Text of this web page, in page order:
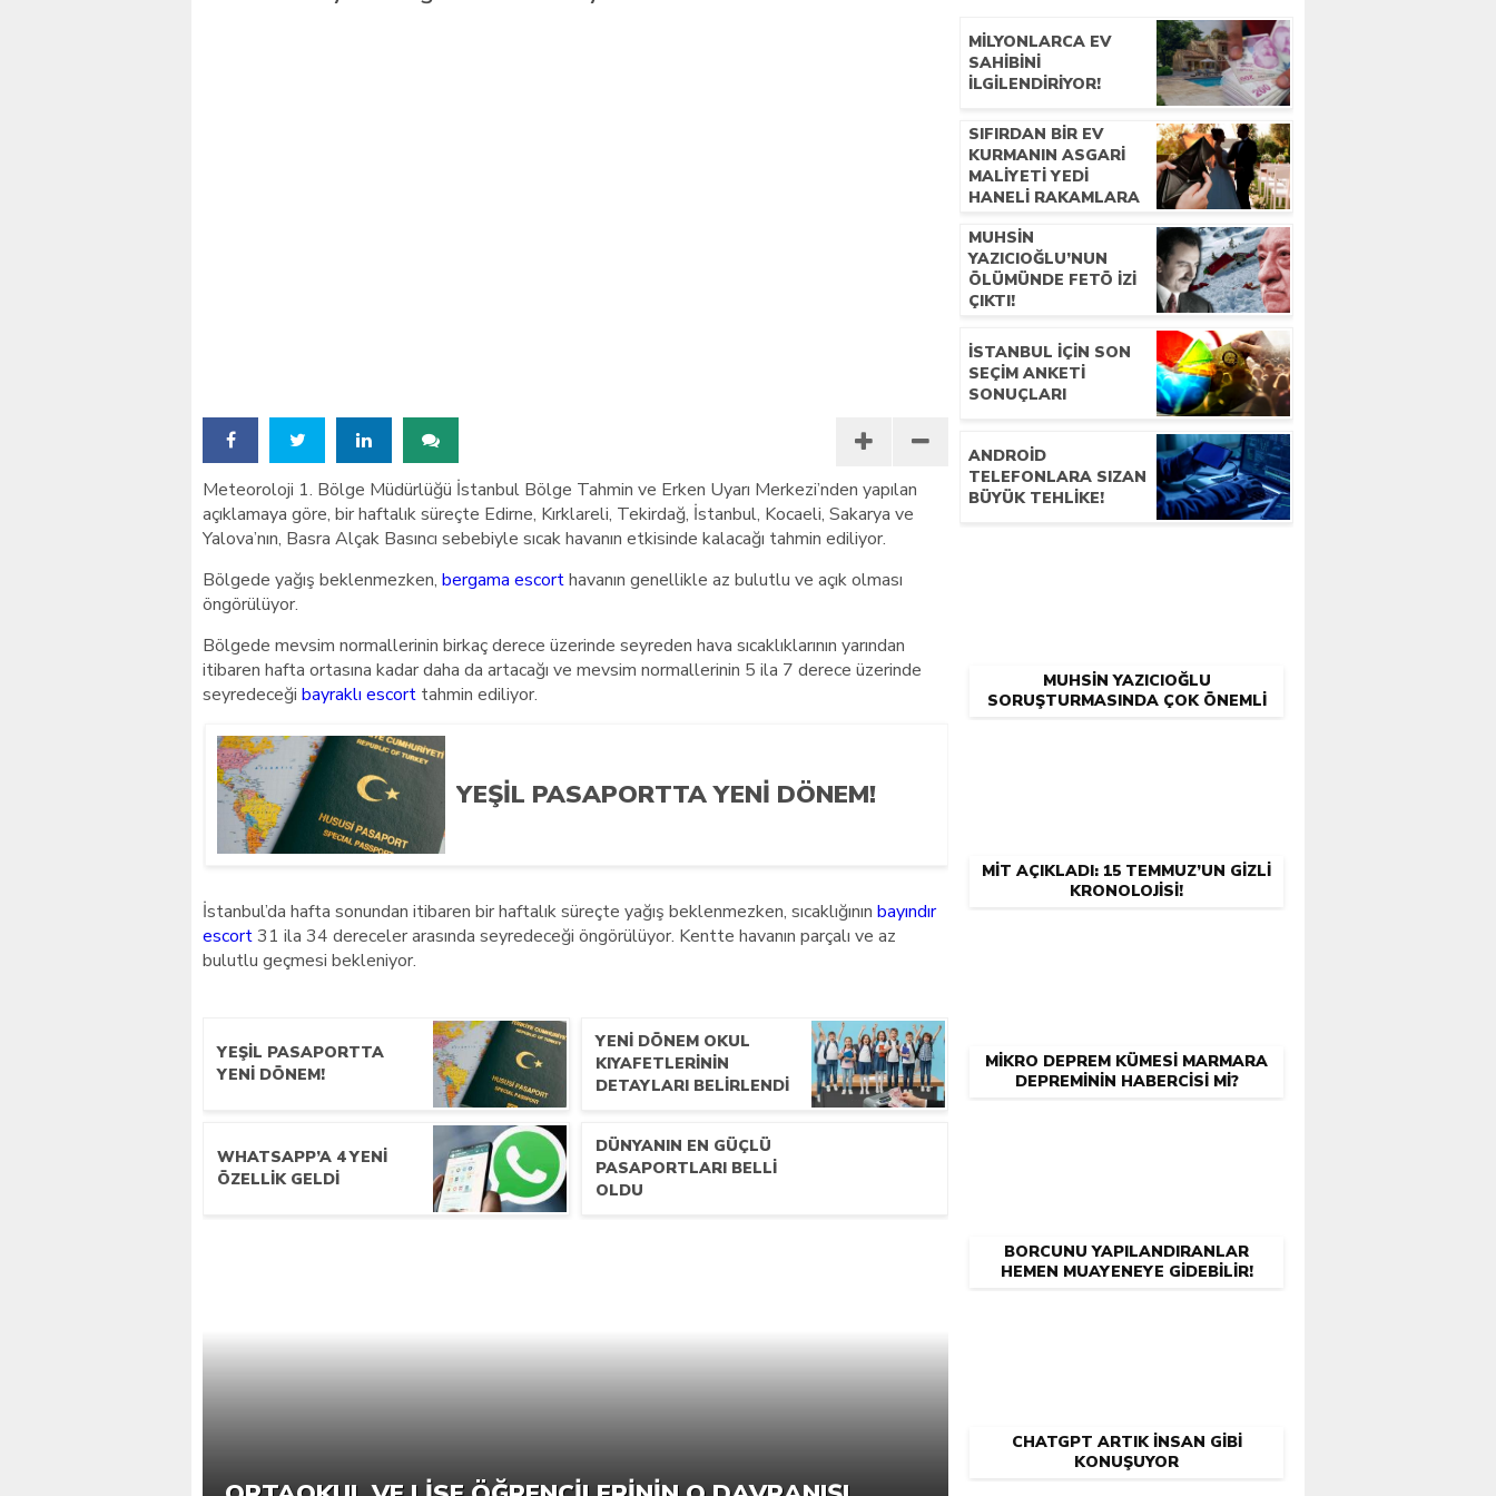
Meteoroloji 1. Bölge Müdürlüğü İstanbul Bölge Tahmin ve Erken Uyarı Merkezi’nden yapılan
açıklamaya göre, bir haftalık süreçte Edirne, Kırklareli, Tekirdağ, İstanbul, Kocaeli, Sakarya ve
Yalova’nın, Basra Alçak Basıncı sebebiyle sıcak havanın etkisinde kalacağı tahmin ediliyor.
Bölgede yağış beklenmezken, bergama escorthavanın genellikle az bulutlu ve açık olması
öngörülüyor.
Bölgede mevsim normallerinin birkaç derece üzerinde seyreden hava sıcaklıklarının yarından
itibaren hafta ortasına kadar daha da artacağı ve mevsim normallerinin 5 ila 7 derece üzerinde
seyredeceği bayraklı escort tahmin ediliyor.
YEŞIL PASAPORTTA YENI DÖNEM!
İstanbul’da hafta sonundan itibaren bir haftalık süreçte yağış beklenmezken, sıcaklığının bayındır
escort31 ila 34 dereceler arasında seyredeceği öngörülüyor. Kentte havanın parçalı ve az
bulutlu geçmesi bekleniyor.
YEŞIL PASAPORTTA
YENI DÖNEM!
YENI DÖNEM OKUL
KIYAFETLERININ
DETAYLARI BELIRLENDI
WHATSAPP’A 4 YENI
ÖZELLIK GELDI
DÜNYANIN EN GÜÇLÜ
PASAPORTLARI BELLI
OLDU
MILYONLARCA EV
SAHIBINI
ILGILENDIRIYOR!
SIFIRDAN BIR EV
KURMANIN ASGARI
MALIYETI YEDI
HANELI RAKAMLARA
MUHSIN
YAZICIOĞLU’NUN
ÖLÜMÜNDE FETÖ IZI
ÇIKTI!
İSTANBUL IÇIN SON
SEÇIM ANKETI
SONUÇLARI
ANDROID
TELEFONLARA SIZAN
BÜYÜK TEHLIKE!
MUHSIN YAZICIOĞLU
SORUŞTURMASINDA ÇOK ÖNEMLI
MİT AÇIKLADI: 15 TEMMUZ’UN GIZLI
KRONOLOJISI!
MIKRO DEPREM KÜMESI MARMARA
DEPREMININ HABERCISI MI?
BORCUNU YAPILANDIRANLAR
HEMEN MUAYENEYE GIDEBILIR!
CHATGPT ARTIK INSAN GIBI
KONUŞUYOR